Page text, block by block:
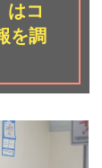
はコ
を調